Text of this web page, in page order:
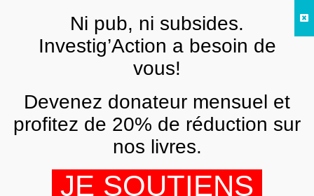
Beto Almeida
FRNi pub, ni subsides.
Investig’Action a besoin de
vous!
Devenez donateur mensuel et
profitez de 20% de réduction sur
nos livres.
JE SOUTIENS